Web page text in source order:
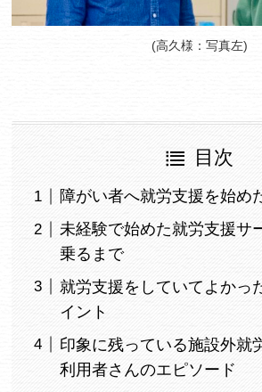
(高久様：写真左)
目次
障がい者へ就労支援を始め
未経験で始めた就労支援サ
乗るまで
就労支援をしていてよかっ
イント
印象に残っている施設外就
利用者さんのエピソード